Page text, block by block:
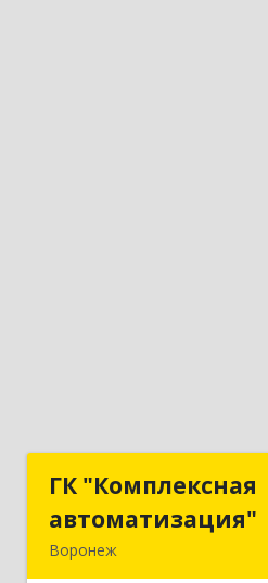
ГК "Комплексная
автоматизация"
Воронеж
ГК